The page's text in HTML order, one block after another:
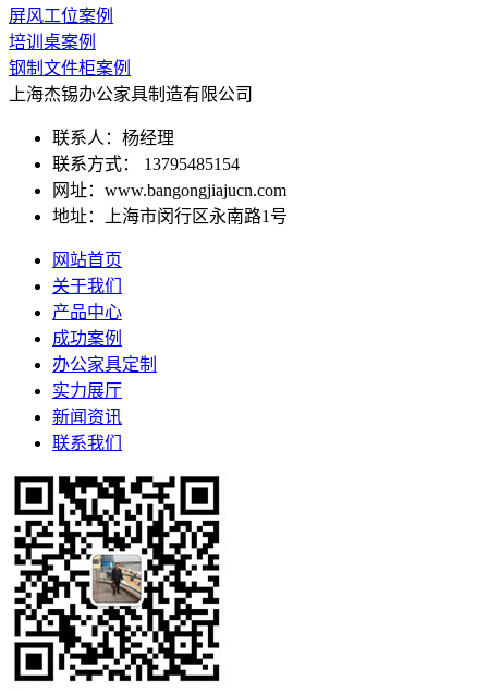
屏风工位案例
培训桌案例
钢制文件柜案例
上海杰锡办公家具制造有限公司
联系人：杨经理
联系方式： 13795485154
网址：www.bangongjiajucn.com
地址：上海市闵行区永南路1号
网站首页
关于我们
产品中心
成功案例
办公家具定制
实力展厅
新闻资讯
联系我们